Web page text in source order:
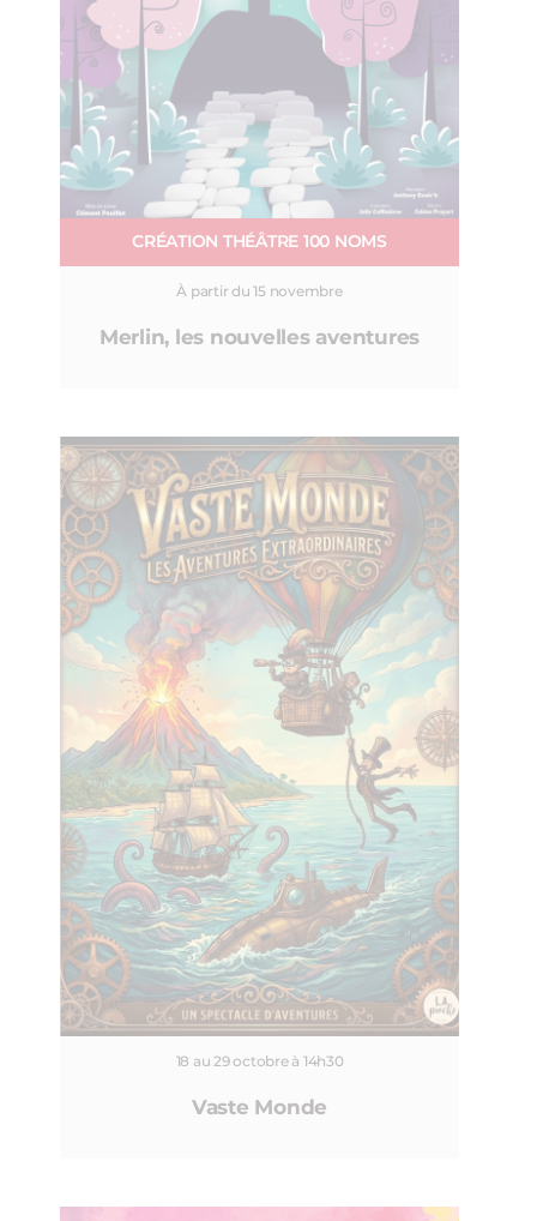
CRÉATION THÉÂTRE 100 NOMS
À partir du 15 novembre
Merlin, les nouvelles aventures
18 au 29 octobre à 14h30
Vaste Monde